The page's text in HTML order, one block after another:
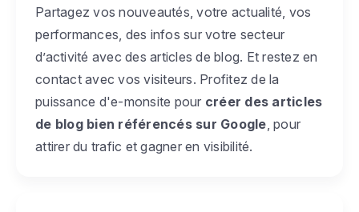
Partagez vos nouveautés, votre actualité, vos
performances, des infos sur votre secteur
d’activité avec des articles de blog. Et restez en
contact avec vos visiteurs. Profitez de la
puissance d'e-monsite pour créer des articles
de blog bien référencés sur Google , pour
attirer du trafic et gagner en visibilité.